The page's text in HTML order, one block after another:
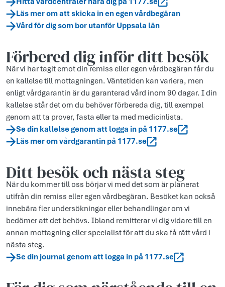
Läs mer om att skicka in en egen vårdbegäran
Vård för dig som bor utanför Uppsala län
Förbered dig inför ditt besök
När vi har tagit emot din remiss eller egen vårdbegäran får du
en kallelse till mottagningen. Väntetiden kan variera, men
enligt vårdgarantin är du garanterad vård inom 90 dagar. I din
kallelse står det om du behöver förbereda dig, till exempel
genom att ta prover, fasta eller ta med medicinlista.
Se din kallelse genom att logga in på 1177.se
Läs mer om vårdgarantin på 1177.se
Ditt besök och nästa steg
När du kommer till oss börjar vi med det som är planerat
utifrån din remiss eller egen vårdbegäran. Besöket kan också
innebära fler undersökningar eller behandlingar om vi
bedömer att det behövs. Ibland remitterar vi dig vidare till en
annan mottagning eller specialist för att du ska få rätt vård i
nästa steg.
Se din journal genom att logga in på 1177.se